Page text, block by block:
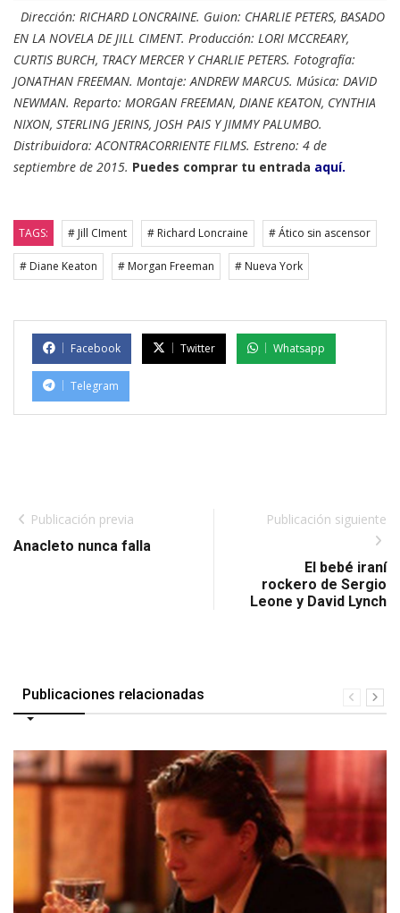
Dirección: RICHARD LONCRAINE. Guion: CHARLIE PETERS, BASADO
EN LA NOVELA DE JILL CIMENT. Producción: LORI MCCREARY,
CURTIS BURCH, TRACY MERCER Y CHARLIE PETERS. Fotografía:
JONATHAN FREEMAN. Montaje: ANDREW MARCUS. Música: DAVID
NEWMAN. Reparto: MORGAN FREEMAN, DIANE KEATON, CYNTHIA
NIXON, STERLING JERINS, JOSH PAIS Y JIMMY PALUMBO.
Distribuidora: ACONTRACORRIENTE FILMS. Estreno: 4 de
septiembre de 2015. Puedes comprar tu entrada aquí.
TAGS: # Jill CIment # Richard Loncraine # Ático sin ascensor
# Diane Keaton # Morgan Freeman # Nueva York
Facebook Twitter Whatsapp
Telegram
Publicación previa
Anacleto nunca falla
Publicación siguiente
El bebé iraní
rockero de Sergio
Leone y David Lynch
Publicaciones relacionadas